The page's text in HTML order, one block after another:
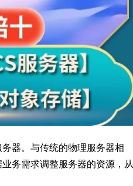
器。与传统的物理服务器相
务需求调整服务器的资源，从